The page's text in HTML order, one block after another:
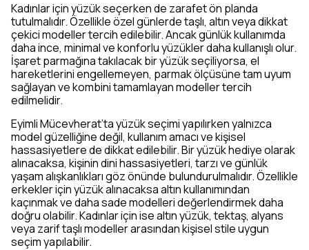
Kadınlar için yüzük seçerken de zarafet ön planda
tutulmalıdır. Özellikle özel günlerde taşlı, altın veya dikkat
çekici modeller tercih edilebilir. Ancak günlük kullanımda
daha ince, minimal ve konforlu yüzükler daha kullanışlı olur.
İşaret parmağına takılacak bir yüzük seçiliyorsa, el
hareketlerini engellemeyen, parmak ölçüsüne tam uyum
sağlayan ve kombini tamamlayan modeller tercih
edilmelidir.
Eyimli Mücevherat’ta yüzük seçimi yapılırken yalnızca
model güzelliğine değil, kullanım amacı ve kişisel
hassasiyetlere de dikkat edilebilir. Bir yüzük hediye olarak
alınacaksa, kişinin dini hassasiyetleri, tarzı ve günlük
yaşam alışkanlıkları göz önünde bulundurulmalıdır. Özellikle
erkekler için yüzük alınacaksa altın kullanımından
kaçınmak ve daha sade modelleri değerlendirmek daha
doğru olabilir. Kadınlar için ise altın yüzük, tektaş, alyans
veya zarif taşlı modeller arasından kişisel stile uygun
seçim yapılabilir.